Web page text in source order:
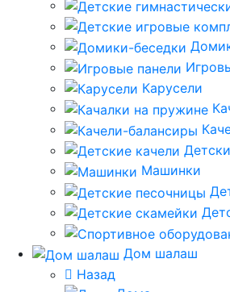
Карусели
Машинки
Дом шалаш
Назад